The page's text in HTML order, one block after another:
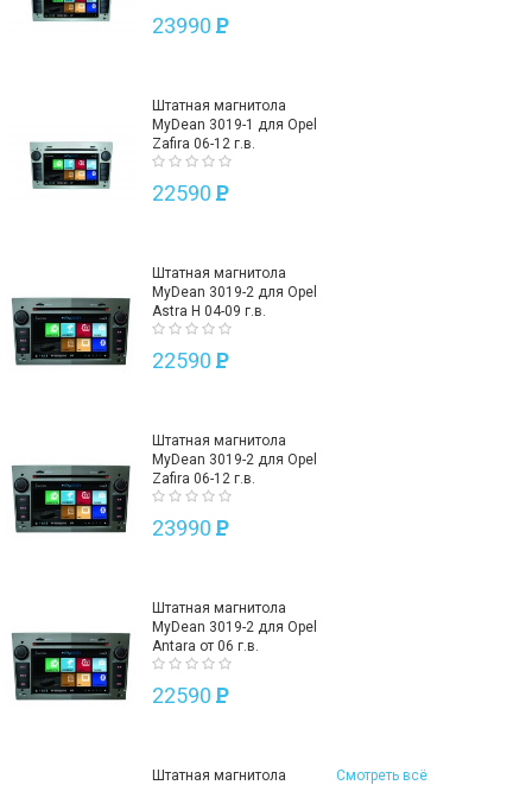
23990 P
Штатная магнитола
MyDean 3019-1 для Opel
Zafira 06-12 г.в.
22590 P
Штатная магнитола
MyDean 3019-2 для Opel
Astra H 04-09 г.в.
22590 P
Штатная магнитола
MyDean 3019-2 для Opel
Zafira 06-12 г.в.
23990 P
Штатная магнитола
MyDean 3019-2 для Opel
Antara от 06 г.в.
22590 P
Штатная магнитола
Смотреть всё